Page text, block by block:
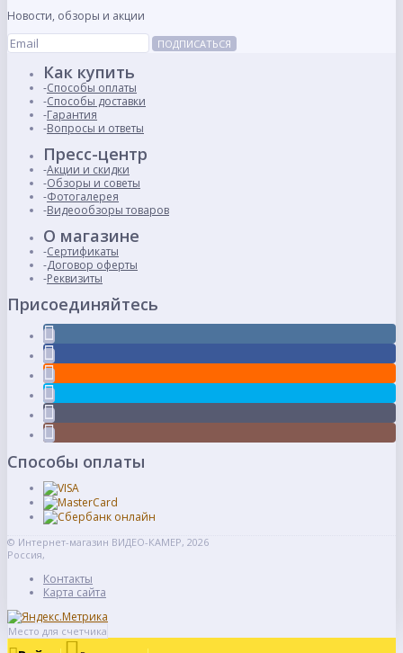
Новости, обзоры и акции
ПОДПИСАТЬСЯ
Как купить
Способы оплаты
Способы доставки
Гарантия
Вопросы и ответы
Пресс-центр
Акции и скидки
Обзоры и советы
Фотогалерея
Видеообзоры товаров
О магазине
Сертификаты
Договор оферты
Реквизиты
Присоединяйтесь
Способы оплаты
© Интернет-магазин ВИДЕО-КАМЕР, 2026
Россия,
Контакты
Карта сайта
Место для счетчика